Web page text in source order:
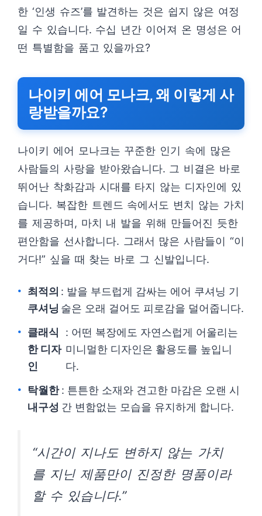
한 ‘인생 슈즈’를 발견하는 것은 쉽지 않은 여정
일 수 있습니다. 수십 년간 이어져 온 명성은 어
떤 특별함을 품고 있을까요?
나이키 에어 모나크, 왜 이렇게 사
랑받을까요?
나이키 에어 모나크는 꾸준한 인기 속에 많은
사람들의 사랑을 받아왔습니다. 그 비결은 바로
뛰어난 착화감과 시대를 타지 않는 디자인에 있
습니다. 복잡한 트렌드 속에서도 변치 않는 가치
를 제공하며, 마치 내 발을 위해 만들어진 듯한
편안함을 선사합니다. 그래서 많은 사람들이 “이
거다!” 싶을 때 찾는 바로 그 신발입니다.
최적의
쿠셔닝
: 발을 부드럽게 감싸는 에어 쿠셔닝 기
술은 오래 걸어도 피로감을 덜어줍니다.
클래식
한 디자
인
: 어떤 복장에도 자연스럽게 어울리는
미니멀한 디자인은 활용도를 높입니
다.
탁월한
내구성
: 튼튼한 소재와 견고한 마감은 오랜 시
간 변함없는 모습을 유지하게 합니다.
“시간이 지나도 변하지 않는 가치
를 지닌 제품만이 진정한 명품이라
할 수 있습니다.”